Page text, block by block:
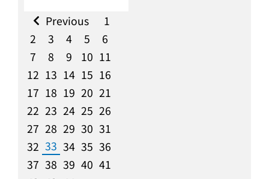
Previous
1
2
3 4 5
6
7
8 9 10 11
12 13 14 15 16
17 18 19 20 21
22 23 24 25 26
27 28 29 30 31
32 33 34 35 36
37 38 39 40 41